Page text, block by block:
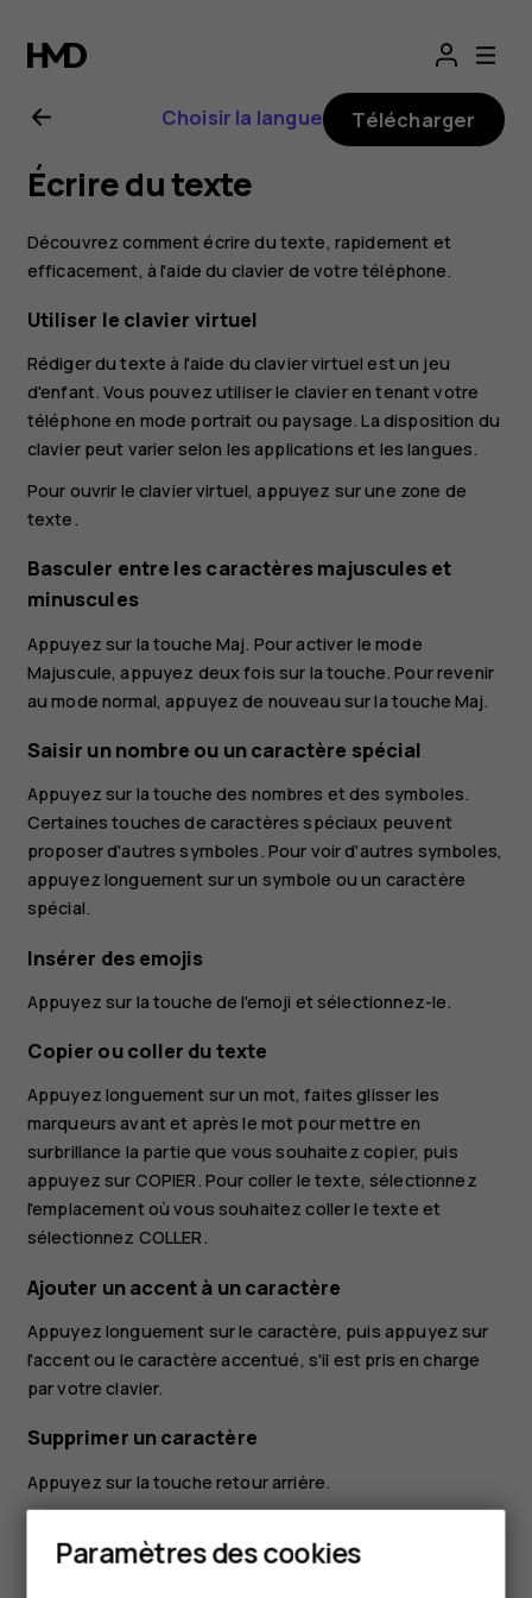
Guide
de
l'utilisateur
Nokia
2.1
Smartphones
Choisir la langue Télécharger
Écrire du texte
Découvrez comment écrire du texte, rapidement et
efficacement, à l'aide du clavier de votre téléphone.
Utiliser le clavier virtuel
Rédiger du texte à l'aide du clavier virtuel est un jeu
d'enfant. Vous pouvez utiliser le clavier en tenant votre
téléphone en mode portrait ou paysage. La disposition du
clavier peut varier selon les applications et les langues.
Pour ouvrir le clavier virtuel, appuyez sur une zone de
texte.
Basculer entre les caractères majuscules et
minuscules
Appuyez sur la touche Maj. Pour activer le mode
Majuscule, appuyez deux fois sur la touche. Pour revenir
au mode normal, appuyez de nouveau sur la touche Maj.
Saisir un nombre ou un caractère spécial
Appuyez sur la touche des nombres et des symboles.
Certaines touches de caractères spéciaux peuvent
proposer d'autres symboles. Pour voir d'autres symboles,
appuyez longuement sur un symbole ou un caractère
spécial.
Insérer des emojis
Appuyez sur la touche de l'emoji et sélectionnez-le.
Copier ou coller du texte
Appuyez longuement sur un mot, faites glisser les
marqueurs avant et après le mot pour mettre en
surbrillance la partie que vous souhaitez copier, puis
appuyez sur COPIER. Pour coller le texte, sélectionnez
l'emplacement où vous souhaitez coller le texte et
sélectionnez COLLER.
Ajouter un accent à un caractère
Appuyez longuement sur le caractère, puis appuyez sur
l'accent ou le caractère accentué, s'il est pris en charge
par votre clavier.
Supprimer un caractère
Appuyez sur la touche retour arrière.
Paramètres des cookies